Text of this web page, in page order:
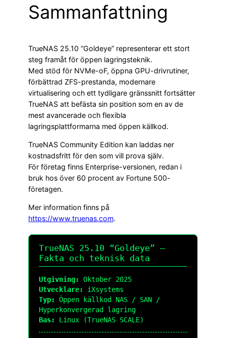
Sammanfattning
TrueNAS 25.10 “Goldeye” representerar ett stort
steg framåt för öppen lagringsteknik.
Med stöd för NVMe-oF, öppna GPU-drivrutiner,
förbättrad ZFS-prestanda, modernare
virtualisering och ett tydligare gränssnitt fortsätter
TrueNAS att befästa sin position som en av de
mest avancerade och flexibla
lagringsplattformarna med öppen källkod.
TrueNAS Community Edition kan laddas ner
kostnadsfritt för den som vill prova själv.
För företag finns Enterprise-versionen, redan i
bruk hos över 60 procent av Fortune 500-
företagen.
Mer information finns på
https://www.truenas.com.
TrueNAS 25.10 “Goldeye” —
Fakta och teknisk data
Utgivning:
Oktober 2025
Utvecklare:
iXsystems
Typ:
Öppen källkod NAS / SAN /
Hyperkonvergerad lagring
Bas:
Linux (TrueNAS SCALE)